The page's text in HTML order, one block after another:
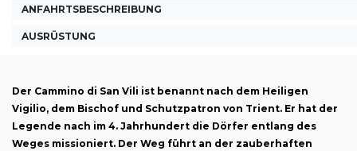
ANFAHRTSBESCHREIBUNG
AUSRÜSTUNG
Der Cammino di San Vili ist benannt nach dem Heiligen
Vigilio, dem Bischof und Schutzpatron von Trient. Er hat der
Legende nach im 4. Jahrhundert die Dörfer entlang des
Weges missioniert. Der Weg führt an der zauberhaften